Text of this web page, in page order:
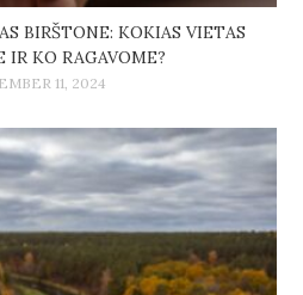
BIRŠTONE: KOKIAS VIETAS
IR KO RAGAVOME?
11, 2024